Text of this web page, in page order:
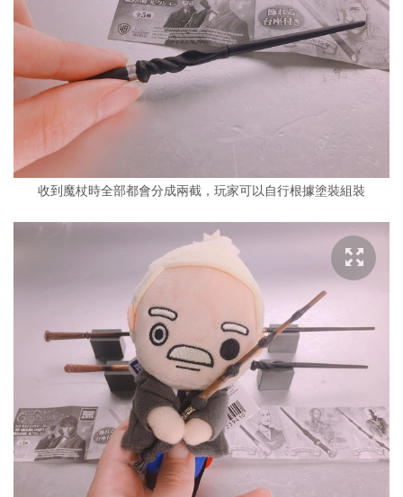
收到魔杖時全部都會分成兩截，玩家可以自行根據塗裝組裝